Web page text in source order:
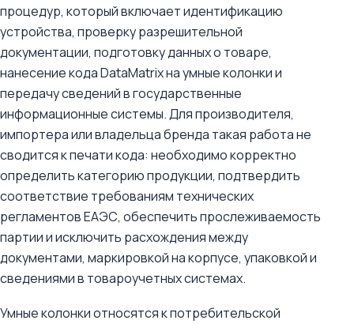
процедур, который включает идентификацию
устройства, проверку разрешительной
документации, подготовку данных о товаре,
нанесение кода DataMatrix на умные колонки и
передачу сведений в государственные
информационные системы. Для производителя,
импортера или владельца бренда такая работа не
сводится к печати кода: необходимо корректно
определить категорию продукции, подтвердить
соответствие требованиям технических
регламентов ЕАЭС, обеспечить прослеживаемость
партии и исключить расхождения между
документами, маркировкой на корпусе, упаковкой и
сведениями в товароучетных системах.
Умные колонки относятся к потребительской